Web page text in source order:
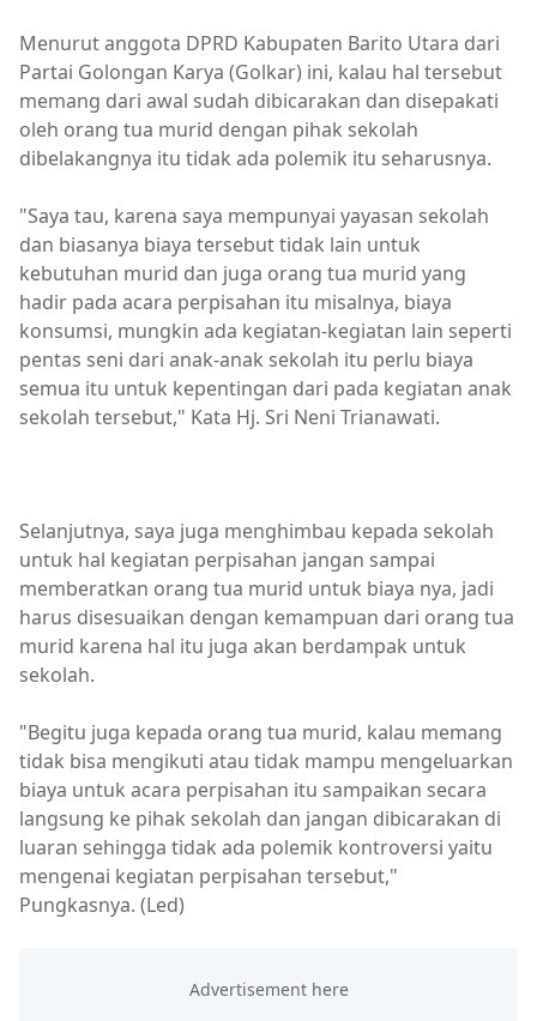
Menurut anggota DPRD Kabupaten Barito Utara dari
Partai Golongan Karya (Golkar) ini, kalau hal tersebut
memang dari awal sudah dibicarakan dan disepakati
oleh orang tua murid dengan pihak sekolah
dibelakangnya itu tidak ada polemik itu seharusnya.
"Saya tau, karena saya mempunyai yayasan sekolah
dan biasanya biaya tersebut tidak lain untuk
kebutuhan murid dan juga orang tua murid yang
hadir pada acara perpisahan itu misalnya, biaya
konsumsi, mungkin ada kegiatan-kegiatan lain seperti
pentas seni dari anak-anak sekolah itu perlu biaya
semua itu untuk kepentingan dari pada kegiatan anak
sekolah tersebut," Kata Hj. Sri Neni Trianawati.
Selanjutnya, saya juga menghimbau kepada sekolah
untuk hal kegiatan perpisahan jangan sampai
memberatkan orang tua murid untuk biaya nya, jadi
harus disesuaikan dengan kemampuan dari orang tua
murid karena hal itu juga akan berdampak untuk
sekolah.
"Begitu juga kepada orang tua murid, kalau memang
tidak bisa mengikuti atau tidak mampu mengeluarkan
biaya untuk acara perpisahan itu sampaikan secara
langsung ke pihak sekolah dan jangan dibicarakan di
luaran sehingga tidak ada polemik kontroversi yaitu
mengenai kegiatan perpisahan tersebut,"
Pungkasnya. (Led)